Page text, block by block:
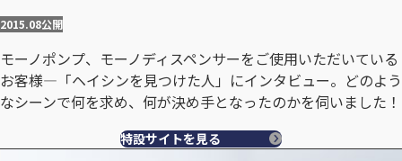
2015.08公開
モーノポンプ、モーノディスペンサーをご使用いただいている
お客様―「ヘイシンを見つけた人」にインタビュー。どのよう
なシーンで何を求め、何が決め手となったのかを伺いました！
特設サイトを見る